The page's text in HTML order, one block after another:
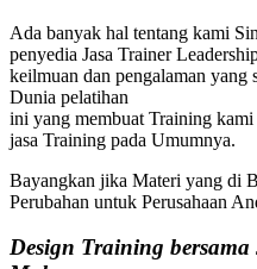
Ada banyak hal tentang kami
penyedia Jasa Trainer
keilmuan dan pengalaman
Dunia pelatihan
ini yang membuat Training
jasa Training pada Umumnya.
Bayangkan jika Materi yang di
Perubahan untuk Perusahaan
Design Training bersama